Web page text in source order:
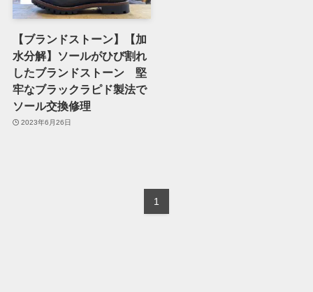
【ブランドストーン】【加
水分解】ソールがひび割れ
したブランドストーン 堅
牢なブラックラピド製法で
ソール交換修理
2023年6月26日
1